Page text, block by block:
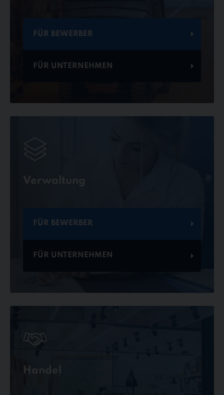
FÜR BEWERBER
FÜR UNTERNEHMEN
Verwaltung
FÜR BEWERBER
FÜR UNTERNEHMEN
Handel